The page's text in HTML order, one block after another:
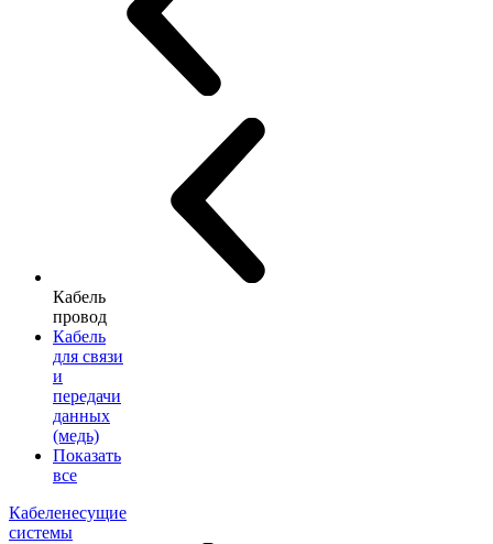
Кабель
провод
Кабель
для связи
и
передачи
данных
(медь)
Показать
все
Кабеленесущие
системы